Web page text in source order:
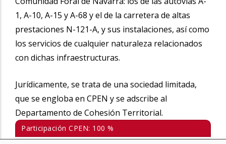
1, A-10, A-15 y A-68 y el de la carretera de altas
prestaciones N-121-A, y sus instalaciones, así como
los servicios de cualquier naturaleza relacionados
con dichas infraestructuras.
Jurídicamente, se trata de una sociedad limitada,
que se engloba en CPEN y se adscribe al
Departamento de Cohesión Territorial.
Participación CPEN: 100 %